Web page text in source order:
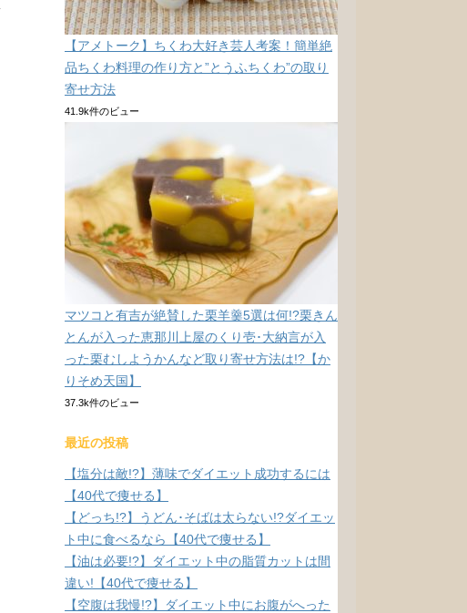
【アメトーク】ちくわ大好き芸人考案！簡単絶
品ちくわ料理の作り方と”とうふちくわ”の取り
寄せ方法
41.9k件のビュー
マツコと有吉が絶賛した栗羊羹5選は何!?栗きん
とんが入った恵那川上屋のくり壱･大納言が入
った栗むしようかんなど取り寄せ方法は!?【か
りそめ天国】
37.3k件のビュー
最近の投稿
【塩分は敵!?】薄味でダイエット成功するには
【40代で痩せる】
【どっち!?】うどん･そばは太らない!?ダイエッ
ト中に食べるなら【40代で痩せる】
【油は必要!?】ダイエット中の脂質カットは間
違い!【40代で痩せる】
【空腹は我慢!?】ダイエット中にお腹がへった